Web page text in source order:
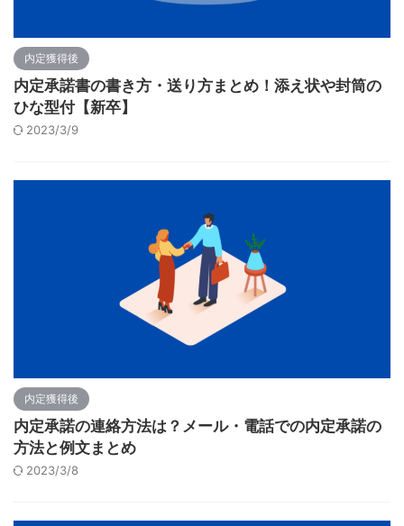
内定獲得後
内定承諾書の書き方・送り方まとめ！添え状や封筒の
ひな型付【新卒】
2023/3/9
内定獲得後
内定承諾の連絡方法は？メール・電話での内定承諾の
方法と例文まとめ
2023/3/8